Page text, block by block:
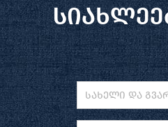
სახელი და